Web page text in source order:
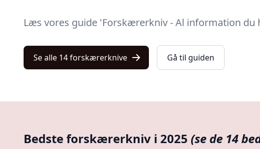
Læs vores guide 'Forskærerkniv - Al information
Se alle 14 forskærerknive Gå til guiden
Bedste forskærerkniv i 2025 (se de 14